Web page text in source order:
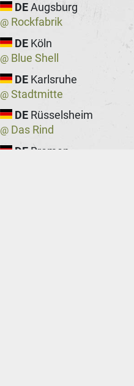
DE Augsburg
@ Rockfabrik
DE Köln
@ Blue Shell
DE Karlsruhe
@ Stadtmitte
DE Rüsselsheim
@ Das Rind
DE Bremen